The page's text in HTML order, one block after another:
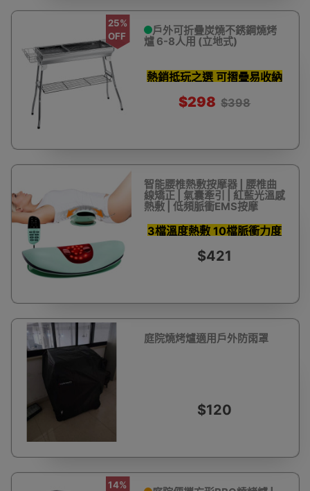
25%
OFF
戶外可折疊炭燒不銹鋼燒烤
爐 6-8人用 (立地式)
熱銷抵玩之選 可摺疊易收納
$298 $398
智能腰椎熱敷按摩器 | 腰椎曲
線矯正 | 氣囊牽引 | 紅藍光溫感
熱敷 | 低頻脈衝EMS按摩
3檔溫度熱敷 10檔脈衝力度
$421
庭院燒烤爐適用戶外防雨罩
$120
14%